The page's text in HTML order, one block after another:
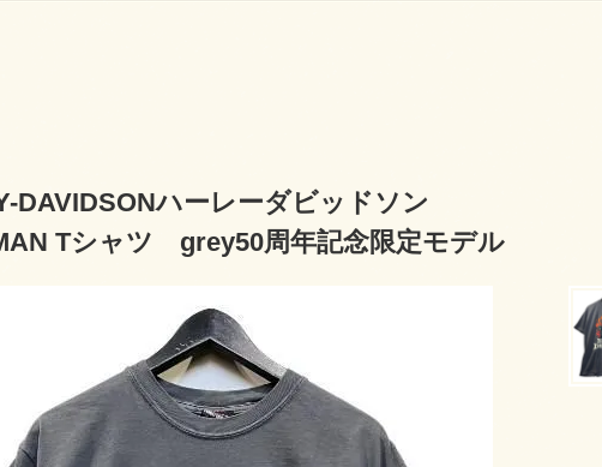
DAVIDSONハーレーダビッドソン
Tシャツ grey50周年記念限定モデル